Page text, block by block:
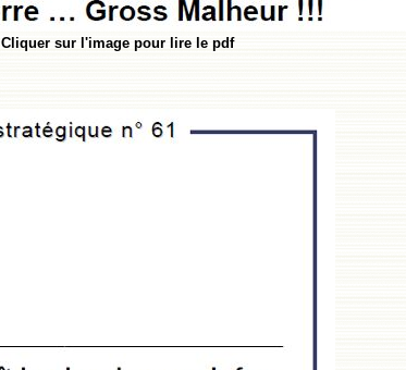
Cliquer sur l'image pour lire le pdf